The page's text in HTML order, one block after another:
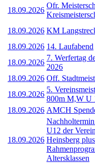
18.09.2026
Ofr.
18.09.2026 KM
18.09.2026 14. Laufabend
18.09.2026
7. Werfertag
2026
18.09.2026 Off.
18.09.2026
5.
800m M,W U
18.09.2026 AMCH
18.09.2026
U12 der
Heinsberg
Altersklassen